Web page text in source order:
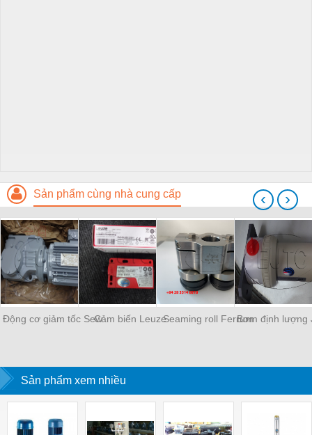
Sản phẩm cùng nhà cung cấp
Động cơ giảm tốc SewCảm biến LeuzeSeaming roll FerrumBơm định lượng
‹ ›
Sản phẩm xem nhiều